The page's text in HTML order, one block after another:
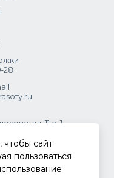
зд. 11 с. 1
сайт
пользоваться